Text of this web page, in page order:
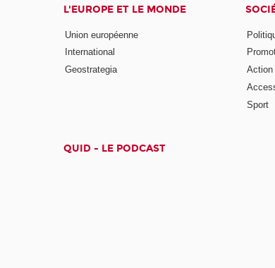
L'EUROPE ET LE MONDE
Union européenne
International
Geostrategia
Action
Sport
QUID - LE PODCAST